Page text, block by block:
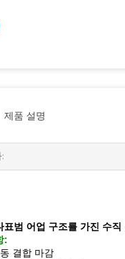
제품 설명
표범 어업 구조를 가진 수
:
결합 마감